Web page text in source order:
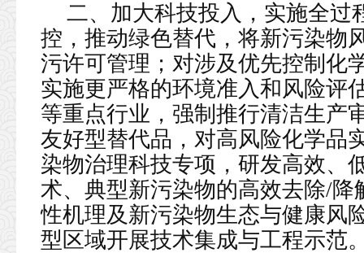
二、加大科技投入，实施全过
控，推动绿色替代，将新污染物
污许可管理；对涉及优先控制化
实施更严格的环境准入和风险评
等重点行业，强制推行清洁生产
友好型替代品，对高风险化学品
染物治理科技专项，研发高效、
术、典型新污染物的高效去除/
性机理及新污染物生态与健康风
型区域开展技术集成与工程示范